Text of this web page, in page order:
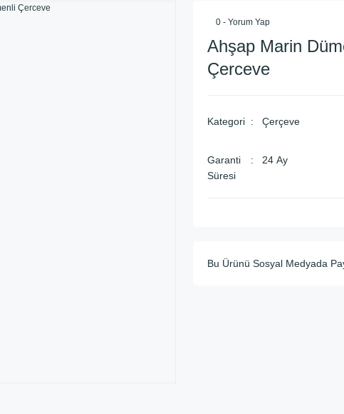
0 - Yorum Yap
Ahşap Marin
Çerceve
Kategori Çerçeve
Garanti
Süresi
24 Ay
Bu Ürünü Sosyal Medyada